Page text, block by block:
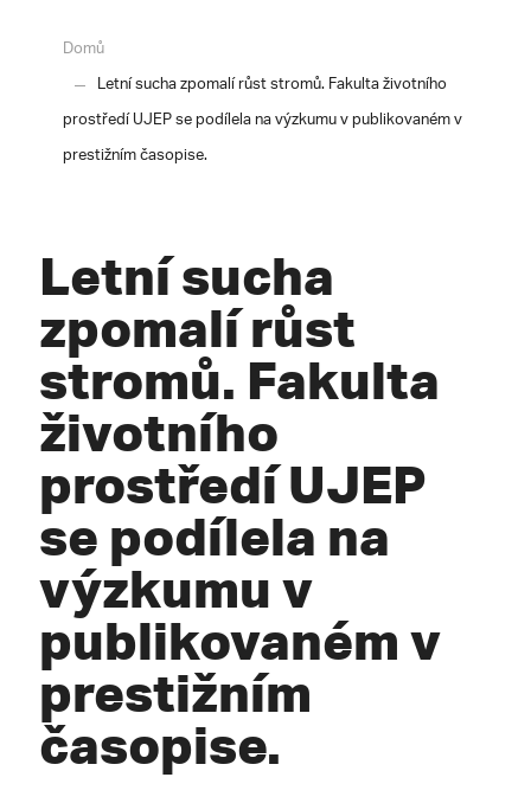
Domů
Letní sucha zpomalí růst stromů. Fakulta životního
prostředí UJEP se podílela na výzkumu v publikovaném v
prestižním časopise.
Letní sucha
zpomalí růst
stromů. Fakulta
životního
prostředí UJEP
se podílela na
výzkumu v
publikovaném v
prestižním
časopise.